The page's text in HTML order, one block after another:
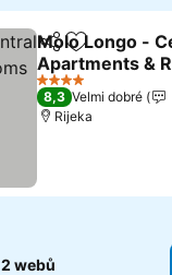
SdíletPřidat na
Molo Longo -
Apartments &
4 Počet hvězdiček
8,3 Velmi dobré
Rijeka
2 webů